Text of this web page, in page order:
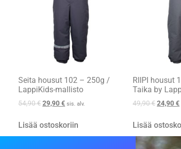
Seita housut 102 – 250g /
LappiKids-mallisto
54,90€29,90€ sis. alv.
Lisää ostoskoriin
RIIPI housut
Taika by
49,90€24,90€
Lisää